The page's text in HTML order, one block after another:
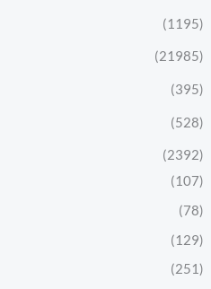
(1195)
(21985)
(395)
(528)
(2392)
(107)
(78)
(129)
(251)